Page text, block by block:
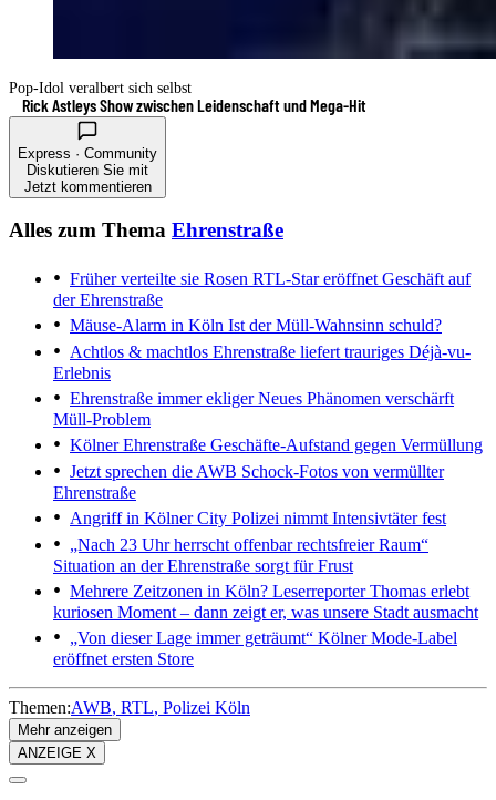
Pop-Idol veralbert sich selbst
Rick Astleys Show zwischen Leidenschaft und Mega-Hit
Express · Community
Diskutieren Sie mit
Jetzt kommentieren
Alles zum Thema Ehrenstraße
Früher verteilte sie Rosen RTL-Star eröffnet Geschäft auf
der Ehrenstraße
Mäuse-Alarm in Köln Ist der Müll-Wahnsinn schuld?
Achtlos & machtlos Ehrenstraße liefert trauriges Déjà-vu-
Erlebnis
Ehrenstraße immer ekligerNeues Phänomen verschärft
Müll-Problem
Kölner Ehrenstraße Geschäfte-Aufstand gegen Vermüllung
Jetzt sprechen die AWB Schock-Fotos von vermüllter
Ehrenstraße
Angriff in Kölner City Polizei nimmt Intensivtäter fest
„Nach 23 Uhr herrscht offenbar rechtsfreier Raum“
Situation an der Ehrenstraße sorgt für Frust
Mehrere Zeitzonen in Köln? Leserreporter Thomas erlebt
kuriosen Moment – dann zeigt er, was unsere Stadt ausmacht
„Von dieser Lage immer geträumt“ Kölner Mode-Label
eröffnet ersten Store
Themen:AWB RTL Polizei Köln
Mehr anzeigen
ANZEIGE X